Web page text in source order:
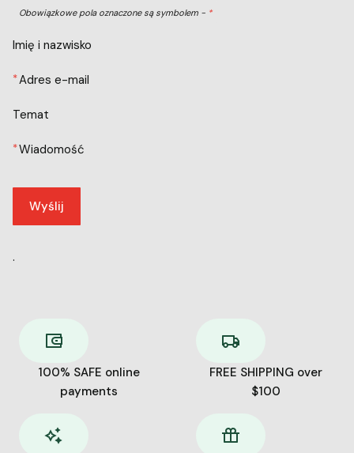
Obowiązkowe pola oznaczone są symbolem - *
Imię i nazwisko
*Adres e-mail
Temat
*Wiadomość
Wyślij
.
100% SAFE online
payments
FREE SHIPPING over
$100